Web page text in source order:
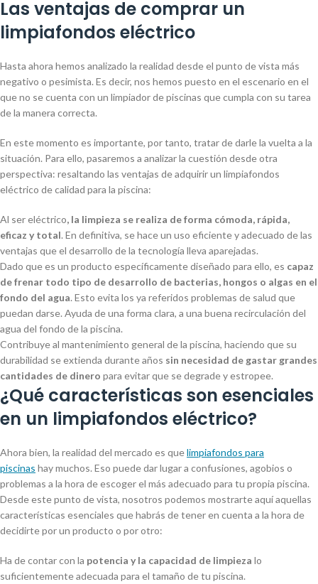
Las ventajas de comprar un
limpiafondos eléctrico
Hasta ahora hemos analizado la realidad desde el punto de vista más
negativo o pesimista. Es decir, nos hemos puesto en el escenario en el
que no se cuenta con un limpiador de piscinas que cumpla con su tarea
de la manera correcta.
En este momento es importante, por tanto, tratar de darle la vuelta a la
situación. Para ello, pasaremos a analizar la cuestión desde otra
perspectiva: resaltando las ventajas de adquirir un limpiafondos
eléctrico de calidad para la piscina:
Al ser eléctrico, la limpieza se realiza de forma cómoda, rápida,
eficaz y total. En definitiva, se hace un uso eficiente y adecuado de las
ventajas que el desarrollo de la tecnología lleva aparejadas.
Dado que es un producto específicamente diseñado para ello, es capaz
de frenar todo tipo de desarrollo de bacterias, hongos o algas en el
fondo del agua. Esto evita los ya referidos problemas de salud que
puedan darse. Ayuda de una forma clara, a una buena recirculación del
agua del fondo de la piscina.
Contribuye al mantenimiento general de la piscina, haciendo que su
durabilidad se extienda durante años sin necesidad de gastar grandes
cantidades de dinero para evitar que se degrade y estropee.
¿Qué características son esenciales
en un limpiafondos eléctrico?
Ahora bien, la realidad del mercado es quelimpiafondos para
piscinas hay muchos. Eso puede dar lugar a confusiones, agobios o
problemas a la hora de escoger el más adecuado para tu propia piscina.
Desde este punto de vista, nosotros podemos mostrarte aquí aquellas
características esenciales que habrás de tener en cuenta a la hora de
decidirte por un producto o por otro:
Ha de contar con la potencia y la capacidad de limpieza lo
suficientemente adecuada para el tamaño de tu piscina.